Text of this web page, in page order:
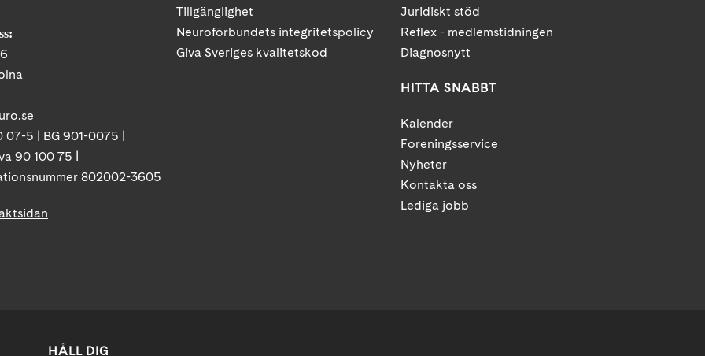
07-5 | BG 901-0075 |
90 100 75 |
802002-3605
Tillgänglighet
Neuroförbundets integritetspolicy
Giva Sveriges kvalitetskod
Juridiskt stöd
Reflex - medlemstidningen
Diagnosnytt
HITTA SNABBT
Kalender
Foreningsservice
Nyheter
Kontakta oss
Lediga jobb
HÅLL DIG